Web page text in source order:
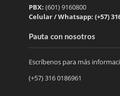
PBX: (601) 9160800
Celular / Whatsapp: (+57)
Pauta con nosotros
Escríbenos para más
(+57) 316 0186961